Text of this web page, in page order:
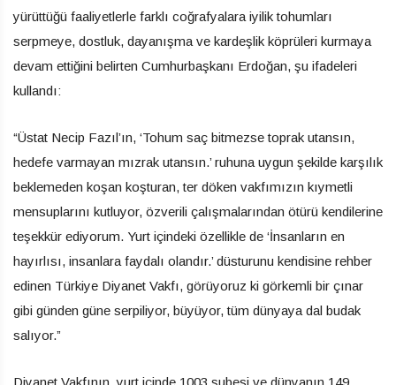
yürüttüğü faaliyetlerle farklı coğrafyalara iyilik tohumları
serpmeye, dostluk, dayanışma ve kardeşlik köprüleri kurmaya
devam ettiğini belirten Cumhurbaşkanı Erdoğan, şu ifadeleri
kullandı:
“Üstat Necip Fazıl’ın, ‘Tohum saç bitmezse toprak utansın,
hedefe varmayan mızrak utansın.’ ruhuna uygun şekilde karşılık
beklemeden koşan koşturan, ter döken vakfımızın kıymetli
mensuplarını kutluyor, özverili çalışmalarından ötürü kendilerine
teşekkür ediyorum. Yurt içindeki özellikle de ‘İnsanların en
hayırlısı, insanlara faydalı olandır.’ düsturunu kendisine rehber
edinen Türkiye Diyanet Vakfı, görüyoruz ki görkemli bir çınar
gibi günden güne serpiliyor, büyüyor, tüm dünyaya dal budak
salıyor.”
Diyanet Vakfının, yurt içinde 1003 şubesi ve dünyanın 149